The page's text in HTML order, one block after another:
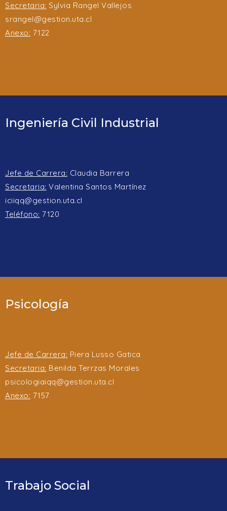
Secretaria: Sylvia Rangel Vallejos
srangel@gestion.uta.cl
Anexo: 7122
Ingeniería Civil Industrial
Jefe de Carrera: Claudia Barrera
Secretaria: Valentina Santos Martínez
iciiqq@gestion.uta.cl
Teléfono: 7120
Psicología
Jefe de Carrera: Piera Lusso Gatica
Secretaria: Benilda Terrzas Morales
psicologiaiqq@gestion.uta.cl
Anexo: 7157
Trabajo Social